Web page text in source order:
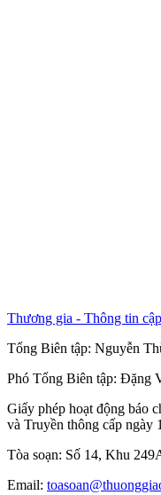
Thương gia - Thông tin
Tổng Biên tập: Nguyễn
Phó Tổng Biên tập: Đặng
Giấy phép hoạt động báo
và Truyền thông cấp ngày
Tòa soạn: Số 14, Khu
Email: